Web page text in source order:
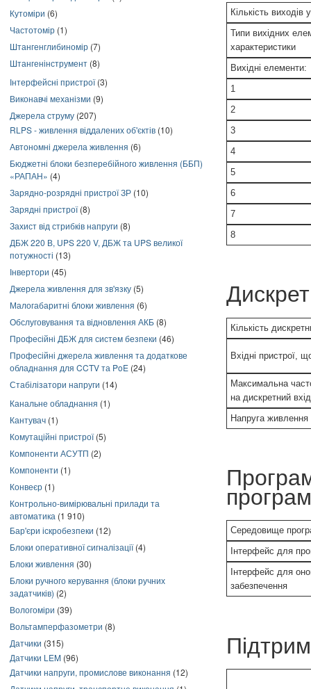
Кутоміри (6)
Частотомір (1)
Штангенглибиномір (7)
Штангенінструмент (8)
Інтерфейсні пристрої(3)
Виконавчі механізми (9)
Джерела струму (207)
RLPS - живлення віддалених об'єктів (10)
Автономні джерела живлення (6)
Бюджетні блоки безперебійного живлення (ББП)
«РАПАН» (4)
Зарядно-розрядні пристрої ЗР (10)
Зарядні пристрої(8)
Захист від стрибків напруги (8)
ДБЖ 220 В, UPS 220 V, ДБЖ та UPS великої
потужності (13)
Інвертори (45)
Джерела живлення для зв'язку (5)
Малогабаритні блоки живлення (6)
Обслуговування та відновлення АКБ (8)
Професійні ДБЖ для систем безпеки (46)
Професійні джерела живлення та додаткове
обладнання для CCTV та PoE (24)
Стабілізатори напруги (14)
Канальне обладнання (1)
Кантувач (1)
Комутаційні пристрої(5)
Компоненти АСУТП (2)
Компоненти (1)
Конвеєр (1)
Контрольно-вимірювальні прилади та
автоматика (1 910)
Бар'єри іскробезпеки (12)
Блоки оперативної сигналізації(4)
Блоки живлення (30)
Блоки ручного керування (блоки ручних
задатчиків) (2)
Вологоміри (39)
Вольтамперфазометри (8)
Датчики (315)
Датчики LEM (96)
Датчики напруги, промислове виконання (12)
Кількість виходів
Типи вихідних
характеристики
Вихідні елементи:
1
2
3
4
5
6
7
8
Кількість
Вхідні пристрої,
Максимальна
на дискретний вхід
Напруга живлення
Середовище
Інтерфейс для
Інтерфейс для
забезпечення